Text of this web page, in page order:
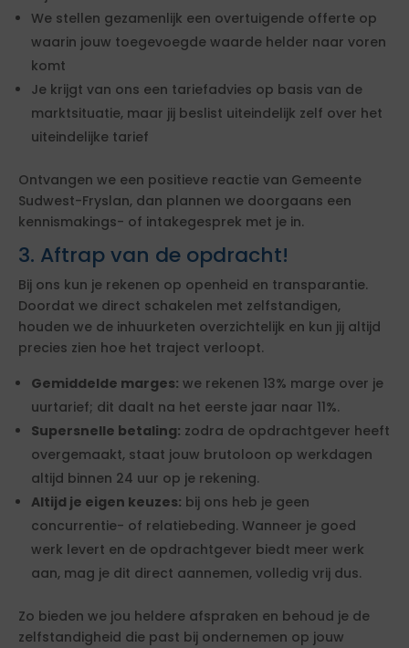
We stellen gezamenlijk een overtuigende offerte op
waarin jouw toegevoegde waarde helder naar voren
komt
Je krijgt van ons een tariefadvies op basis van de
marktsituatie, maar jij beslist uiteindelijk zelf over het
uiteindelijke tarief
Ontvangen we een positieve reactie van Gemeente
Sudwest-Fryslan, dan plannen we doorgaans een
kennismakings- of intakegesprek met je in.
3. Aftrap van de opdracht!
Bij ons kun je rekenen op openheid en transparantie.
Doordat we direct schakelen met zelfstandigen,
houden we de inhuurketen overzichtelijk en kun jij altijd
precies zien hoe het traject verloopt.
Gemiddelde marges: we rekenen 13% marge over je
uurtarief; dit daalt na het eerste jaar naar 11%.
Supersnelle betaling: zodra de opdrachtgever heeft
overgemaakt, staat jouw brutoloon op werkdagen
altijd binnen 24 uur op je rekening.
Altijd je eigen keuzes: bij ons heb je geen
concurrentie- of relatiebeding. Wanneer je goed
werk levert en de opdrachtgever biedt meer werk
aan, mag je dit direct aannemen, volledig vrij dus.
Zo bieden we jou heldere afspraken en behoud je de
zelfstandigheid die past bij ondernemen op jouw